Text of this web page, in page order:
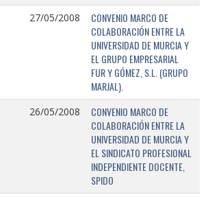
27/05/2008
CONVENIO MARCO DE
COLABORACIÓN ENTRE LA
UNIVERSIDAD DE MURCIA Y
EL GRUPO EMPRESARIAL
FUR Y GÓMEZ, S.L. (GRUPO
MARJAL).
26/05/2008
CONVENIO MARCO DE
COLABORACIÓN ENTRE LA
UNIVERSIDAD DE MURCIA Y
EL SINDICATO PROFESIONAL
INDEPENDIENTE DOCENTE,
SPIDO